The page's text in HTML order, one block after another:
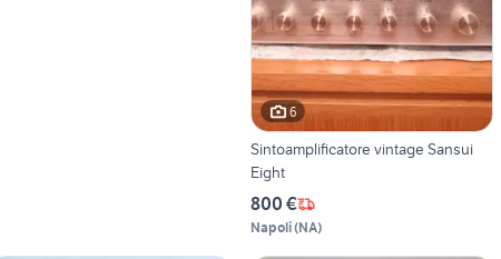
6
Sintoamplificatore vintage Sansui
Eight
800 €
Napoli(NA)